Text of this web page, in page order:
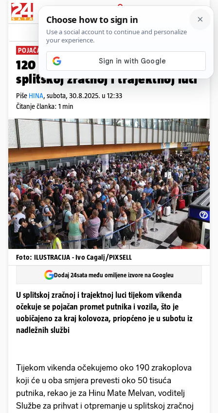
PRIJAVA
News Komentari
POJAČAN PROMET
120 tisuća putnika za vikend u
splitskoj zračnoj i trajektnoj luci
Piše HINA, subota, 30.8.2025. u 12:33
Čitanje članka: 1 min
Foto: ILUSTRACIJA - Ivo Cagalj/PIXSELL
Dodaj 24sata među omiljene izvore na Googleu
U splitskoj zračnoj i trajektnoj luci tijekom vikenda
očekuje se pojačan promet putnika i vozila, što je
uobičajeno za kraj kolovoza, priopćeno je u subotu iz
nadležnih službi
Tijekom vikenda očekujemo oko 190 zrakoplova
koji će u oba smjera prevesti oko 50 tisuća
putnika, rekao je za Hinu Mate Melvan, voditelj
Službe za prihvat i otpremanje u splitskoj zračnoj